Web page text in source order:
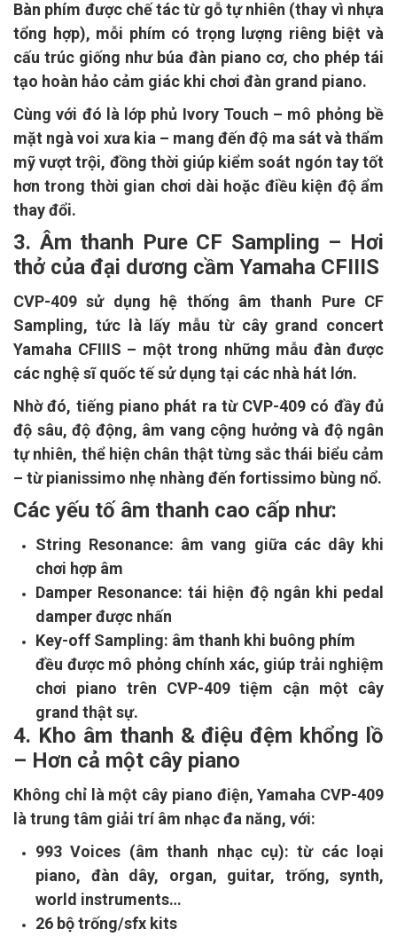
Bàn phím được chế tác từ gỗ tự nhiên (thay vì nhựa
tổng hợp), mỗi phím có trọng lượng riêng biệt và
cấu trúc giống như búa đàn piano cơ, cho phép tái
tạo hoàn hảo cảm giác khi chơi đàn grand piano.
Cùng với đó là lớp phủ Ivory Touch – mô phỏng bề
mặt ngà voi xưa kia – mang đến độ ma sát và thẩm
mỹ vượt trội, đồng thời giúp kiểm soát ngón tay tốt
hơn trong thời gian chơi dài hoặc điều kiện độ ẩm
thay đổi.
3. Âm thanh Pure CF Sampling – Hơi
thở của đại dương cầm Yamaha CFIIIS
CVP-409 sử dụng hệ thống âm thanh Pure CF
Sampling, tức là lấy mẫu từ cây grand concert
Yamaha CFIIIS – một trong những mẫu đàn được
các nghệ sĩ quốc tế sử dụng tại các nhà hát lớn.
Nhờ đó, tiếng piano phát ra từ CVP-409 có đầy đủ
độ sâu, độ động, âm vang cộng hưởng và độ ngân
tự nhiên, thể hiện chân thật từng sắc thái biểu cảm
– từ pianissimo nhẹ nhàng đến fortissimo bùng nổ.
Các yếu tố âm thanh cao cấp như:
String Resonance: âm vang giữa các dây khi
chơi hợp âm
Damper Resonance: tái hiện độ ngân khi pedal
damper được nhấn
Key-off Sampling: âm thanh khi buông phím
đều được mô phỏng chính xác, giúp trải nghiệm
chơi piano trên CVP-409 tiệm cận một cây
grand thật sự.
4. Kho âm thanh & điệu đệm khổng lồ
– Hơn cả một cây piano
Không chỉ là một cây piano điện, Yamaha CVP-409
là trung tâm giải trí âm nhạc đa năng, với:
993 Voices (âm thanh nhạc cụ): từ các loại
piano, đàn dây, organ, guitar, trống, synth,
world instruments…
26 bộ trống/sfx kits